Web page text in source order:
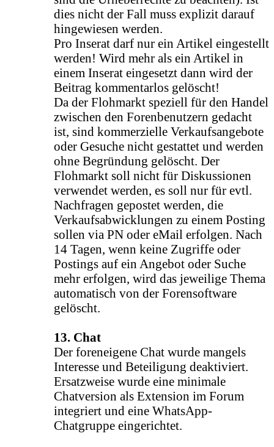
dies nicht der Fall muss explizit darauf
hingewiesen werden.
Pro Inserat darf nur ein Artikel eingestellt
werden! Wird mehr als ein Artikel in
einem Inserat eingesetzt dann wird der
Beitrag kommentarlos gelöscht!
Da der Flohmarkt speziell für den Handel
zwischen den Forenbenutzern gedacht
ist, sind kommerzielle Verkaufsangebote
oder Gesuche nicht gestattet und werden
ohne Begründung gelöscht. Der
Flohmarkt soll nicht für Diskussionen
verwendet werden, es soll nur für evtl.
Nachfragen gepostet werden, die
Verkaufsabwicklungen zu einem Posting
sollen via PN oder eMail erfolgen. Nach
14 Tagen, wenn keine Zugriffe oder
Postings auf ein Angebot oder Suche
mehr erfolgen, wird das jeweilige Thema
automatisch von der Forensoftware
gelöscht.
13. Chat
Der foreneigene Chat wurde mangels
Interesse und Beteiligung deaktiviert.
Ersatzweise wurde eine minimale
Chatversion als Extension im Forum
integriert und eine WhatsApp-
Chatgruppe eingerichtet.